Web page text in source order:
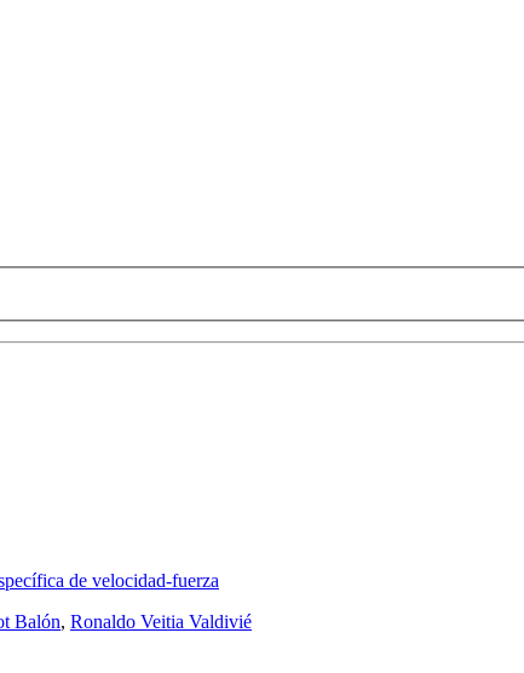
de velocidad-fuerza
Balón, Ronaldo Veitia Valdivié